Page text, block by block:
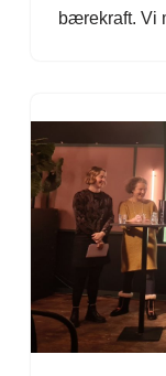
bærekraft. Vi